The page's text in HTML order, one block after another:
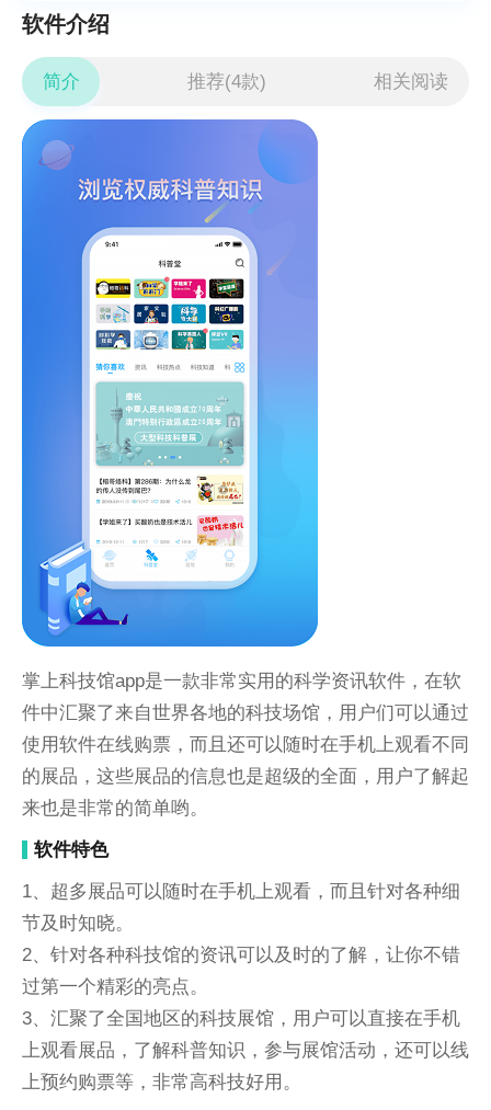
软件介绍
简介 推荐(4款) 相关阅读
掌上科技馆app是一款非常实用的科学资讯软件，在软
件中汇聚了来自世界各地的科技场馆，用户们可以通过
使用软件在线购票，而且还可以随时在手机上观看不同
的展品，这些展品的信息也是超级的全面，用户了解起
来也是非常的简单哟。
软件特色
1、超多展品可以随时在手机上观看，而且针对各种细
节及时知晓。
2、针对各种科技馆的资讯可以及时的了解，让你不错
过第一个精彩的亮点。
3、汇聚了全国地区的科技展馆，用户可以直接在手机
上观看展品，了解科普知识，参与展馆活动，还可以线
上预约购票等，非常高科技好用。